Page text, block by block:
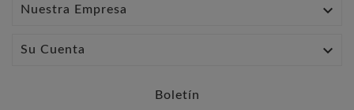
Nuestra Empresa 
Su Cuenta 
Boletín